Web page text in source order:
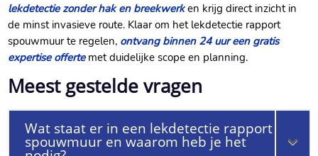
lekdetectie zonder hak en breekwerken krijg direct inzicht in
de minst invasieve route.​ Klaar om het lekdetectie rapport
spouwmuur te regelen, ontvang binnen 24 uur een gratis
expertise offertemet duidelijke scope en planning.​
Meest gestelde vragen
Wat staat er in een lekdetectie rapport
spouwmuur en waarom heb je het